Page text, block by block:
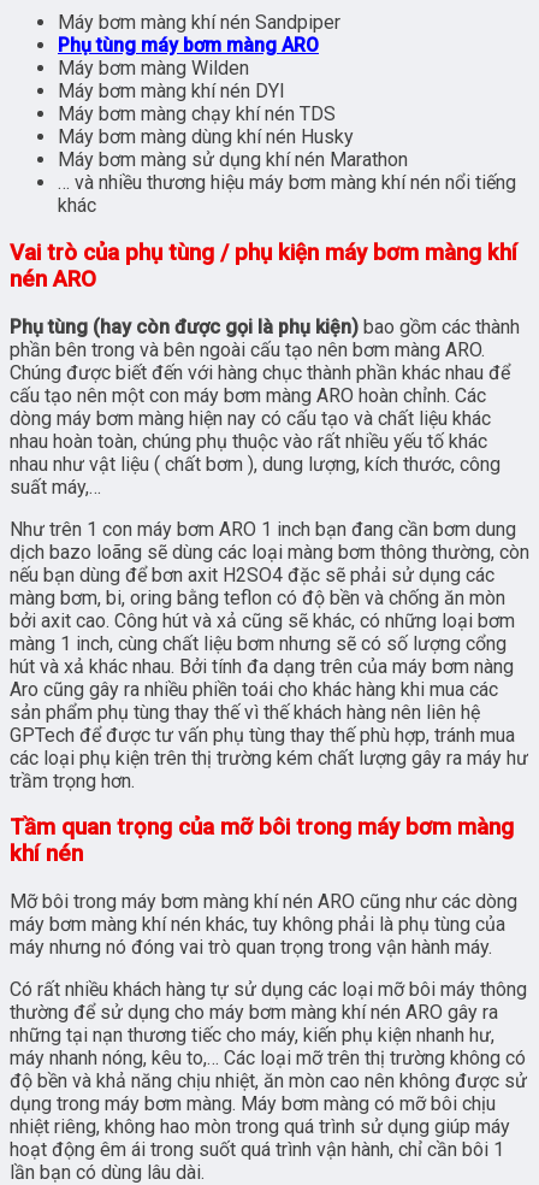
Máy bơm màng khí nén Sandpiper
Phụ tùng máy bơm màng ARO
Máy bơm màng Wilden
Máy bơm màng khí nén DYI
Máy bơm màng chạy khí nén TDS
Máy bơm màng dùng khí nén Husky
Máy bơm màng sử dụng khí nén Marathon
… và nhiều thương hiệu máy bơm màng khí nén nổi tiếng
khác
Vai trò của phụ tùng / phụ kiện máy bơm màng khí
nén ARO
Phụ tùng (hay còn được gọi là phụ kiện) bao gồm các thành
phần bên trong và bên ngoài cấu tạo nên bơm màng ARO.
Chúng được biết đến với hàng chục thành phần khác nhau để
cấu tạo nên một con máy bơm màng ARO hoàn chỉnh. Các
dòng máy bơm màng hiện nay có cấu tạo và chất liệu khác
nhau hoàn toàn, chúng phụ thuộc vào rất nhiều yếu tố khác
nhau như vật liệu ( chất bơm ), dung lượng, kích thước, công
suất máy,…
Như trên 1 con máy bơm ARO 1 inch bạn đang cần bơm dung
dịch bazo loãng sẽ dùng các loại màng bơm thông thường, còn
nếu bạn dùng để bơn axit H2SO4 đặc sẽ phải sử dụng các
màng bơm, bi, oring bằng teflon có độ bền và chống ăn mòn
bởi axit cao. Công hút và xả cũng sẽ khác, có những loại bơm
màng 1 inch, cùng chất liệu bơm nhưng sẽ có số lượng cổng
hút và xả khác nhau. Bởi tính đa dạng trên của máy bơm nàng
Aro cũng gây ra nhiều phiền toái cho khác hàng khi mua các
sản phẩm phụ tùng thay thế vì thế khách hàng nên liên hệ
GPTech để được tư vấn phụ tùng thay thế phù hợp, tránh mua
các loại phụ kiện trên thị trường kém chất lượng gây ra máy hư
trầm trọng hơn.
Tầm quan trọng của mỡ bôi trong máy bơm màng
khí nén
Mỡ bôi trong máy bơm màng khí nén ARO cũng như các dòng
máy bơm màng khí nén khác, tuy không phải là phụ tùng của
máy nhưng nó đóng vai trò quan trọng trong vận hành máy.
Có rất nhiều khách hàng tự sử dụng các loại mỡ bôi máy thông
thường để sử dụng cho máy bơm màng khí nén ARO gây ra
những tại nạn thương tiếc cho máy, kiến phụ kiện nhanh hư,
máy nhanh nóng, kêu to,… Các loại mỡ trên thị trường không có
độ bền và khả năng chịu nhiệt, ăn mòn cao nên không được sử
dụng trong máy bơm màng. Máy bơm màng có mỡ bôi chịu
nhiệt riêng, không hao mòn trong quá trình sử dụng giúp máy
hoạt động êm ái trong suốt quá trình vận hành, chỉ cần bôi 1
lần bạn có dùng lâu dài.